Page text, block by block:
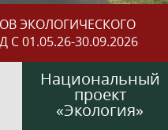
ЭКОЛОГИЧЕСКОГО
01.05.26-30.09.2026
Национальный
проект
«Экология»